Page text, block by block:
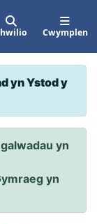
Cwymplen
yn Ystod y
yn
yn